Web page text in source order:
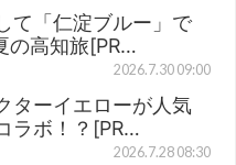
て「仁淀ブルー」で
の高知旅[PR…
2026.7.30 09:00
ターイエローが人気
ラボ！？[PR…
2026.7.28 08:30